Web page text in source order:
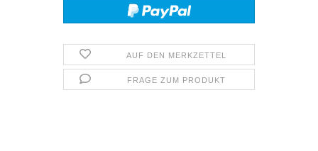
AUF DEN MERKZETTEL
FRAGE ZUM PRODUKT